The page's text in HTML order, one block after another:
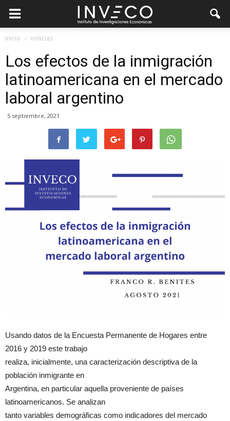
Inicio noticias
Los efectos de la inmigración
latinoamericana en el mercado
laboral argentino
5 septiembre, 2021
Usando datos de la Encuesta Permanente de Hogares entre
2016 y 2019 este trabajo
realiza, inicialmente, una caracterización descriptiva de la
población inmigrante en
Argentina, en particular aquella proveniente de países
latinoamericanos. Se analizan
tanto variables demográficas como indicadores del mercado